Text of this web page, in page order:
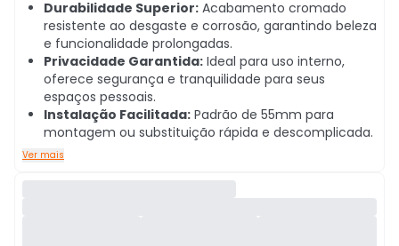
Durabilidade Superior: Acabamento cromado
resistente ao desgaste e corrosão, garantindo beleza
e funcionalidade prolongadas.
Privacidade Garantida: Ideal para uso interno,
oferece segurança e tranquilidade para seus
espaços pessoais.
Instalação Facilitada: Padrão de 55mm para
montagem ou substituição rápida e descomplicada.
Ver mais